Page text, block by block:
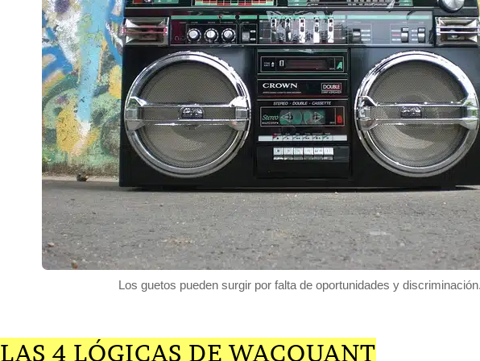
Los guetos pueden surgir por falta de oportunidades y
LAS 4 LÓGICAS DE WACQUANT